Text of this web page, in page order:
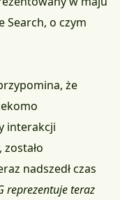
o czym
że
interakcji
nadszedł czas
reprezentuje teraz